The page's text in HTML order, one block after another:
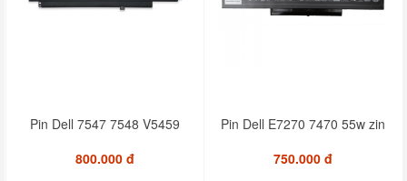
Pin Dell 7547 7548 V5459
800.000 đ
Pin Dell E7270 7470 55w zin
750.000 đ